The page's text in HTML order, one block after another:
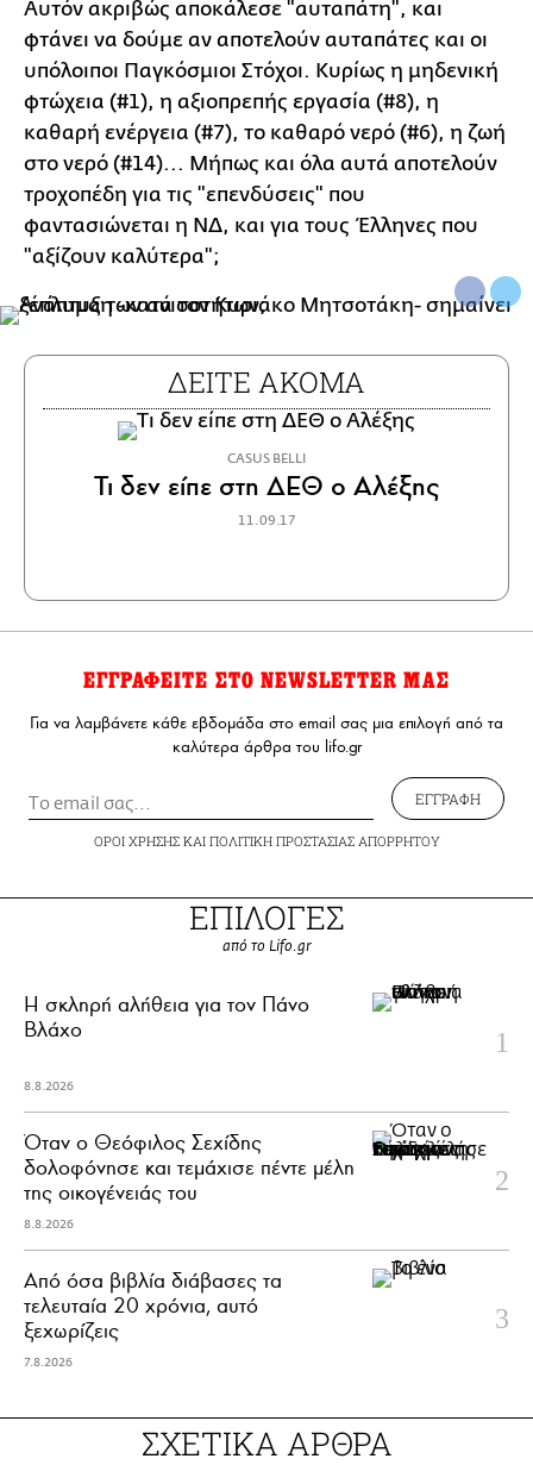
Αυτόν ακριβώς αποκάλεσε "αυταπάτη", και
φτάνει να δούμε αν αποτελούν αυταπάτες και οι
υπόλοιποι Παγκόσμιοι Στόχοι. Κυρίως η μηδενική
φτώχεια (#1), η αξιοπρεπής εργασία (#8), η
καθαρή ενέργεια (#7), το καθαρό νερό (#6), η ζωή
στο νερό (#14)... Μήπως και όλα αυτά αποτελούν
τροχοπέδη για τις "επενδύσεις" που
φαντασιώνεται η ΝΔ, και για τους Έλληνες που
"αξίζουν καλύτερα";
ΔΕΙΤΕ ΑΚΟΜΑ
CASUS BELLI
Τι δεν είπε στη ΔΕΘ ο Αλέξης
11.09.17
ΕΓΓΡΑΦΕΙΤΕ ΣΤΟ NEWSLETTER ΜΑΣ
Για να λαμβάνετε κάθε εβδομάδα στο email σας μια επιλογή από τα
καλύτερα άρθρα του lifo.gr
ΕΓΓΡΑΦΗ
ΟΡΟΙ ΧΡΗΣΗΣΚΑΙ ΠΟΛΙΤΙΚΗ ΠΡΟΣΤΑΣΙΑΣ ΑΠΟΡΡΗΤΟΥ
ΕΠΙΛΟΓΕΣ
από το Lifo.gr
H σκληρή αλήθεια για τον Πάνο
Βλάχο
8.8.2026
Όταν ο Θεόφιλος Σεχίδης
δολοφόνησε και τεμάχισε πέντε μέλη
της οικογένειάς του
8.8.2026
Από όσα βιβλία διάβασες τα
τελευταία 20 χρόνια, αυτό
ξεχωρίζεις
7.8.2026
ΣΧΕΤΙΚΑ ΑΡΘΡΑ